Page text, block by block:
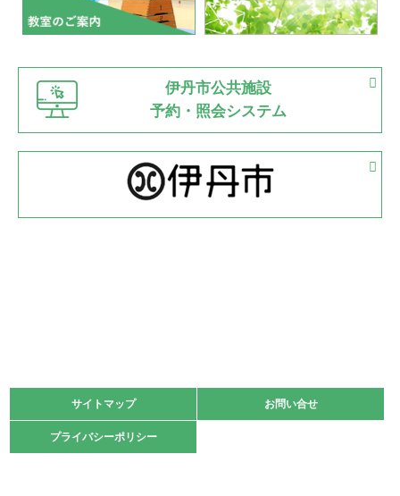
市内総合体育大会が開始
緑ケ丘体育館 猪名川運動広場
古池運動広場
2022.06.12
県知事杯争奪バレーボール大会が開催
2022.05.05
体育協会長杯 バドミントン競技の部
2022.05.22
緑ケ丘体育館
2021.10.23
卓球選手権大会ラージボールの部開催☆
伊丹市公共施設
予約・照会システム
サイトマップ お問い合せ
プライバシーポリシー
サイトマップ お問い合せ
プライバシーポリシー